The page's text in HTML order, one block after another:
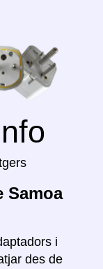
Samoa
i
des de